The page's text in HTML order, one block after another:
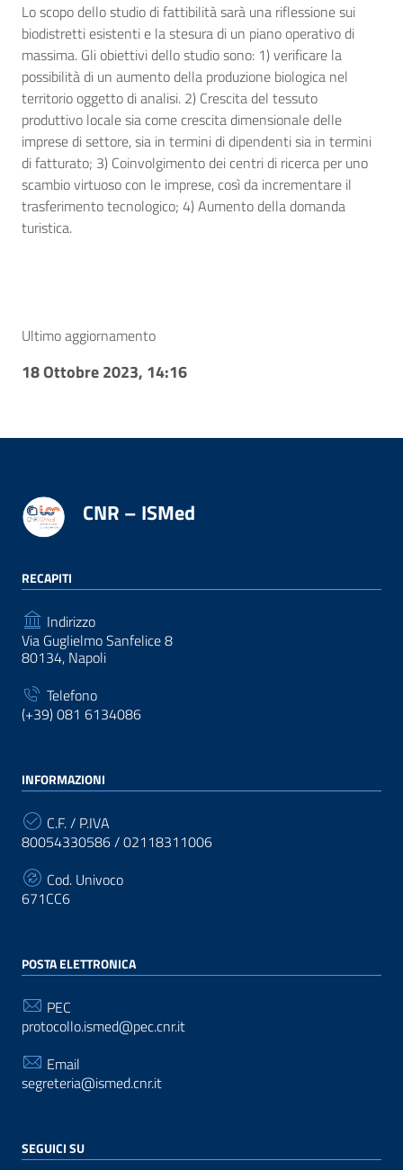
Lo scopo dello studio di fattibilità sarà una riflessione sui
biodistretti esistenti e la stesura di un piano operativo di
massima. Gli obiettivi dello studio sono: 1) verificare la
possibilità di un aumento della produzione biologica nel
territorio oggetto di analisi. 2) Crescita del tessuto
produttivo locale sia come crescita dimensionale delle
imprese di settore, sia in termini di dipendenti sia in termini
di fatturato; 3) Coinvolgimento dei centri di ricerca per uno
scambio virtuoso con le imprese, così da incrementare il
trasferimento tecnologico; 4) Aumento della domanda
turistica.
Ultimo aggiornamento
18 Ottobre 2023, 14:16
CNR – ISMed
RECAPITI
Indirizzo
Via Guglielmo Sanfelice 8
80134, Napoli
Telefono
(+39) 081 6134086
INFORMAZIONI
C.F. / P.IVA
80054330586 / 02118311006
Cod. Univoco
671CC6
POSTA ELETTRONICA
PEC
protocollo.ismed@pec.cnr.it
Email
segreteria@ismed.cnr.it
SEGUICI SU